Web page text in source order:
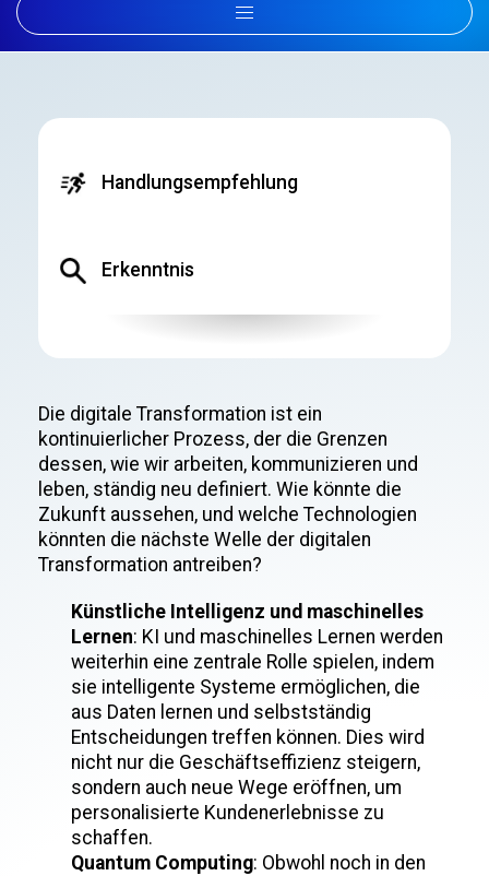
Handlungsempfehlung
Erkenntnis
Die digitale Transformation ist ein
kontinuierlicher Prozess, der die Grenzen
dessen, wie wir arbeiten, kommunizieren und
leben, ständig neu definiert. Wie könnte die
Zukunft aussehen, und welche Technologien
könnten die nächste Welle der digitalen
Transformation antreiben?
Künstliche Intelligenz und maschinelles
Lernen: KI und maschinelles Lernen werden
weiterhin eine zentrale Rolle spielen, indem
sie intelligente Systeme ermöglichen, die
aus Daten lernen und selbstständig
Entscheidungen treffen können. Dies wird
nicht nur die Geschäftseffizienz steigern,
sondern auch neue Wege eröffnen, um
personalisierte Kundenerlebnisse zu
schaffen.
Quantum Computing: Obwohl noch in den